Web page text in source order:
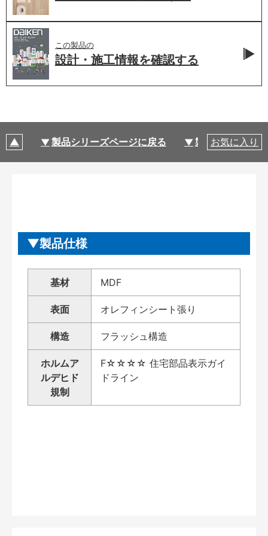
この製品の
設計・施工情報を確認する
製品シリーズページに戻る 製品仕様
お気に入り
製品仕様
基材 MDF
表面 オレフィンシート張り
構造 フラッシュ構造
ホルムア
ルデヒド
規制
F☆☆☆☆ 住宅部品表示ガイ
ドライン